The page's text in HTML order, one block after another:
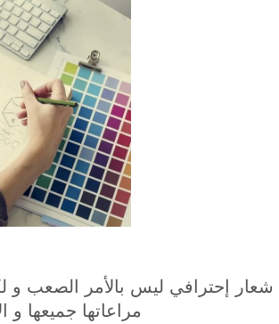
إحترافي ليس بالأمر الصعب و
مراعاتها جميعها و